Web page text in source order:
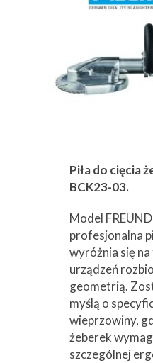
Kontakt
Piła do cięcia
BCK23-03.
Model
profesjonalna
wyróżnia się
urządzeń
geometrią.
myślą o
wieprzowiny,
żeberek
szczególnej